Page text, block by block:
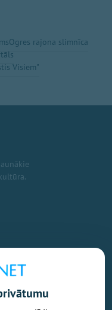
Ogres rajona slimnīca
Visiem"